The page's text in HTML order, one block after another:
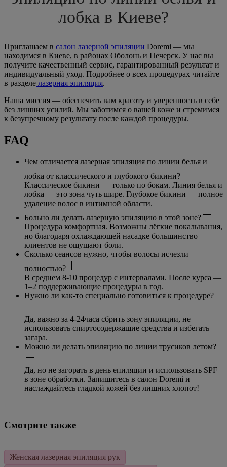
лобка в Киеве?
Приглашаем в салон лазерной эпиляции Doremi — мы
находимся в Киеве, в районах Оболонь и Печерск. У нас вы
получите качественный сервис, гарантированный результат и
индивидуальный уход. Подробнее о всех процедурах читайте
в разделе лазерная эпиляция.
Наша миссия — обеспечить вам красоту и уверенность в себе
без лишних усилий. Мы заботимся о вашей коже и стремимся
к безупречному результату после каждой процедуры.
FAQ
Чем отличается лазерная эпиляция по линии белья и
лобка от классического и глубокого бикини?
Классическое бикини — только по бокам. Линия белья и
лобка — это зона чуть шире. Глубокое бикини — полное
удаление волос в интимной области.
Больно ли делать лазерную эпиляцию в этой зоне?
Процедура комфортная. Возможны лёгкие покалывания,
но благодаря охлаждающей насадке большинство
клиентов не ощущают боли.
Сколько сеансов нужно, чтобы волосы исчезли
полностью?
В среднем 8-10 процедур с интервалами. После курса —
1–2 поддерживающие процедуры в год.
Нужно ли как-то специально готовиться к процедуре?
Да, важно за 4-24часа сбрить зону эпиляции, не
использовать спиртосодержащие средства и избегать
загара.
Можно ли делать эпиляцию по линии трусиков летом?
Да, но не загорать в день епиляции и использовать SPF
в зоне обработки. Запишитесь в салон Doremi и
наслаждайтесь гладкой кожей без лишних хлопот!
Смотрите также
Женская лазерная эпиляция рук